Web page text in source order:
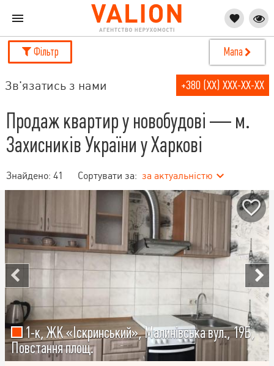
Фільтр Мапа
Зв'язатись з нами +380 (XX) XXX-XX-XX
Продаж квартир у новобудові — м.
Захисників України у Харкові
Знайдено: 41 Сортувати за: за актуальністю
1-к, ЖК «Іскринський», Малинівська вул., 19Б,
Повстання площ.